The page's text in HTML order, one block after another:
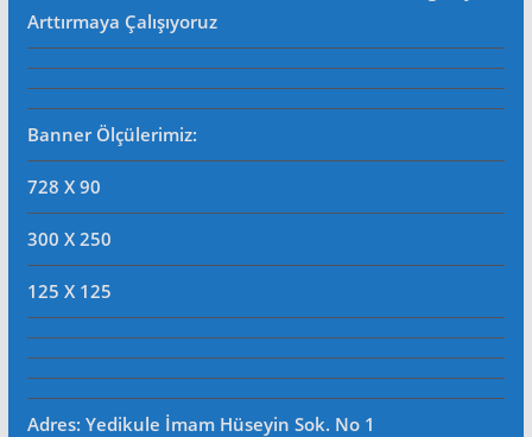
Arttırmaya Çalışıyoruz
Banner Ölçülerimiz:
728 X 90
300 X 250
125 X 125
Adres: Yedikule İmam Hüseyin Sok. No 1